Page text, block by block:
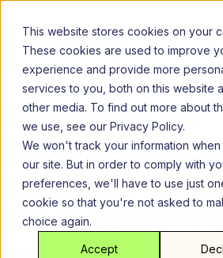
This website stores cookies on your
These cookies are used to improve
experience and provide more
services to you, both on this website
other media. To find out more about
we use, see our Privacy Policy.
We won't track your information
our site. But in order to comply with
preferences, we'll have to use just
cookie so that you're not asked to
choice again.
Accept
Aller
contenu
Menu
Solutions de
logement
explorer les
de logement